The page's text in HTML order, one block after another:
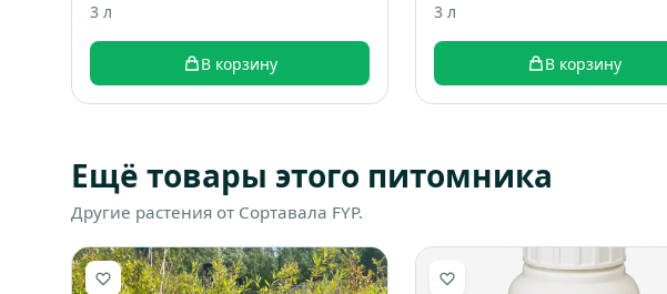
3 л
В корзину
3 л
В корзину
Ещё товары этого питомника
Другие растения от Сортавала FYP.